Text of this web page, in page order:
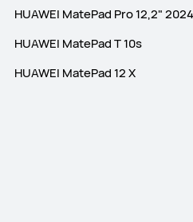
HUAWEI MatePad Pro 12,2" 2024
HUAWEI MatePad T 10s
HUAWEI MatePad 12 X